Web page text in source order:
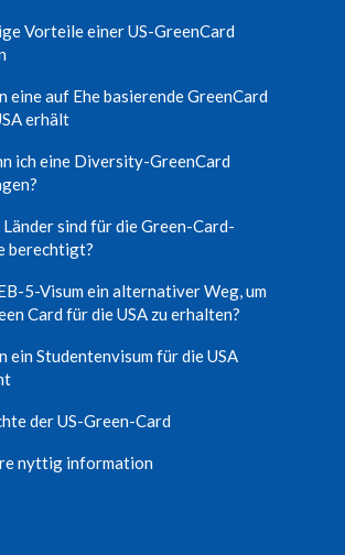
Vorteile einer US-GreenCard
eine auf Ehe basierende GreenCard
erhält
ich eine Diversity-GreenCard
sind für die Green-Card-
berechtigt?
5-Visum ein alternativer Weg, um
Card für die USA zu erhalten?
ein Studentenvisum für die USA
der US-Green-Card
nyttig information